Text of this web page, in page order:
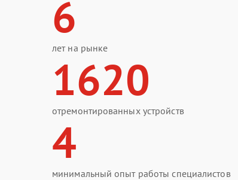
6
лет на рынке
1620
отремонтированных устройств
4
минимальный опыт работы специалистов